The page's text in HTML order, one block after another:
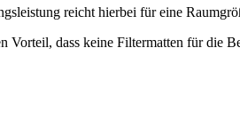
reicht hierbei für eine
dass keine Filtermatten für die